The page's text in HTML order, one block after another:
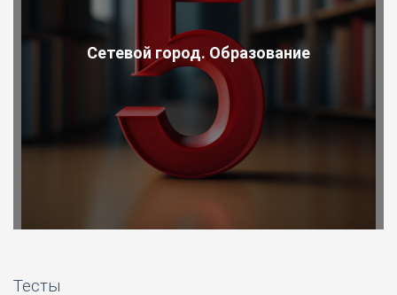
Сетевой город. Образование
Тесты